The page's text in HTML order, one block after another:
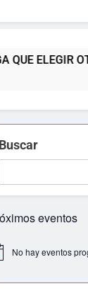
Buscar
eventos
No hay eventos